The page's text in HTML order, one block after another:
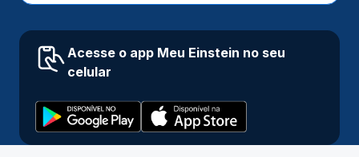
Acesse o app Meu Einstein no seu
celular